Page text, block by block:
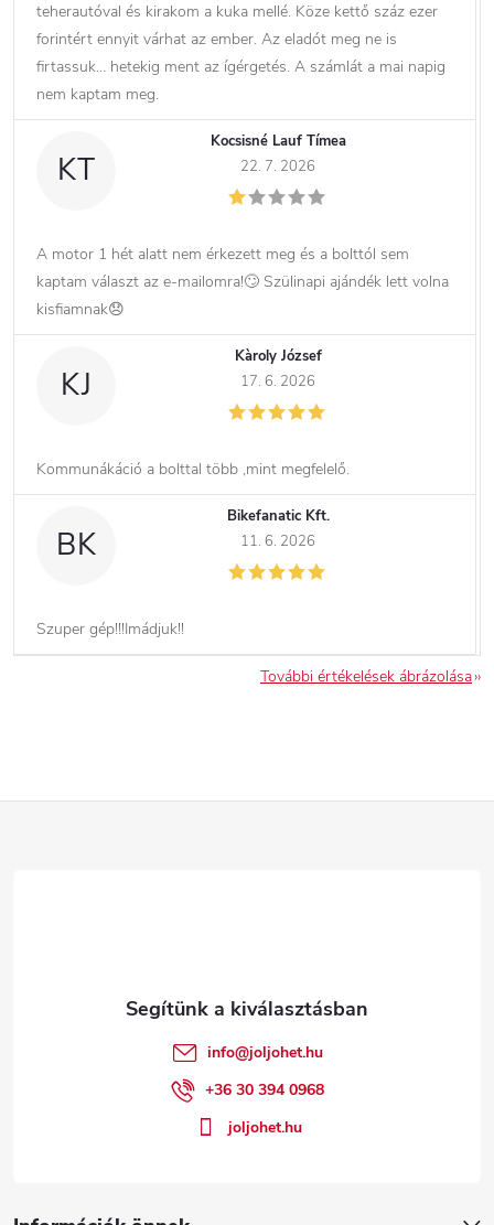
teherautóval és kirakom a kuka mellé. Köze kettő száz ezer
forintért ennyit várhat az ember. Az eladót meg ne is
firtassuk… hetekig ment az ígérgetés. A számlát a mai napig
nem kaptam meg.
KT
Kocsisné Lauf Tímea
22. 7. 2026
A motor 1 hét alatt nem érkezett meg és a bolttól sem
kaptam választ az e-mailomra!🙄 Szülinapi ajándék lett volna
kisfiamnak😞
KJ
Kàroly József
17. 6. 2026
Kommunákáció a bolttal több ,mint megfelelő.
BK
Bikefanatic Kft.
11. 6. 2026
Szuper gép!!!Imádjuk!!
További értékelések ábrázolása
info@joljohet.hu
+36 30 394 0968
joljohet.hu